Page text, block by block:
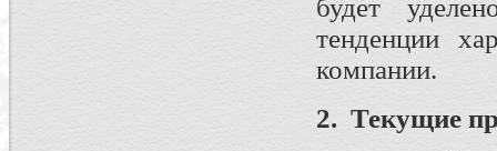
будет
тенденции
компании.
2. Текущие